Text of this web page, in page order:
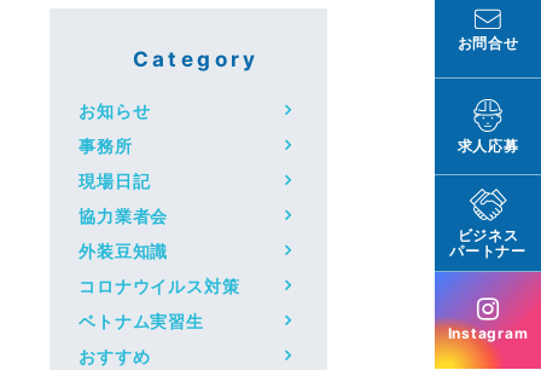
お問合せ
求人応募
ビジネス
パートナー
Instagram
Category
お知らせ
事務所
現場日記
協力業者会
外装豆知識
コロナウイルス対策
ベトナム実習生
おすすめ